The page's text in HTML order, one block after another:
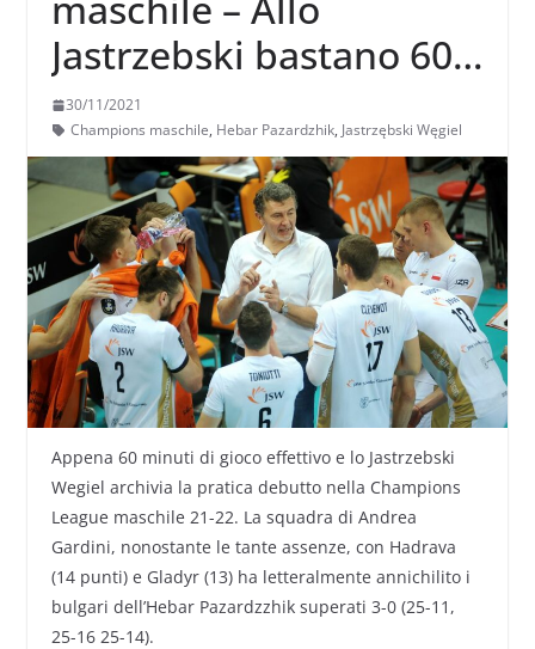
Jastrzebski bastano 60
minuti per travolgere
l’Hebar
30/11/2021
Champions maschile, Hebar Pazardzhik, Jastrzębski Węgiel
Appena 60 minuti di gioco effettivo e lo Jastrzebski
Wegiel archivia la pratica debutto nella Champions
League maschile 21-22. La squadra di Andrea
Gardini, nonostante le tante assenze, con Hadrava
(14 punti) e Gladyr (13) ha letteralmente annichilito i
bulgari dell’Hebar Pazardzzhik superati 3-0 (25-11,
25-16 25-14).